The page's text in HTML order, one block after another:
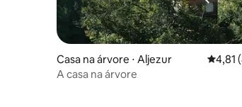
Casa na árvore ⋅ Aljezur 4,81
4,81
A casa na árvore